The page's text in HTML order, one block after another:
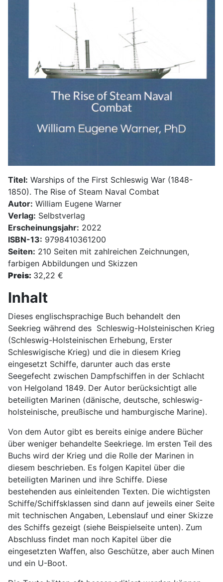
Titel: Warships of the First Schleswig War (1848-
1850). The Rise of Steam Naval Combat
Autor: William Eugene Warner
Verlag: Selbstverlag
Erscheinungsjahr: 2022
ISBN-13: 9798410361200
Seiten: 210 Seiten mit zahlreichen Zeichnungen,
farbigen Abbildungen und Skizzen
Preis: 32,22 €
Inhalt
Dieses englischsprachige Buch behandelt den
Seekrieg während des Schleswig-Holsteinischen Krieg
(Schleswig-Holsteinischen Erhebung, Erster
Schleswigische Krieg) und die in diesem Krieg
eingesetzt Schiffe, darunter auch das erste
Seegefecht zwischen Dampfschiffen in der Schlacht
von Helgoland 1849. Der Autor berücksichtigt alle
beteiligten Marinen (dänische, deutsche, schleswig-
holsteinische, preußische und hamburgische Marine).
Von dem Autor gibt es bereits einige andere Bücher
über weniger behandelte Seekriege. Im ersten Teil des
Buchs wird der Krieg und die Rolle der Marinen in
diesem beschrieben. Es folgen Kapitel über die
beteiligten Marinen und ihre Schiffe. Diese
bestehenden aus einleitenden Texten. Die wichtigsten
Schiffe/Schiffsklassen sind dann auf jeweils einer Seite
mit technischen Angaben, Lebenslauf und einer Skizze
des Schiffs gezeigt (siehe Beispielseite unten). Zum
Abschluss findet man noch Kapitel über die
eingesetzten Waffen, also Geschütze, aber auch Minen
und ein U-Boot.